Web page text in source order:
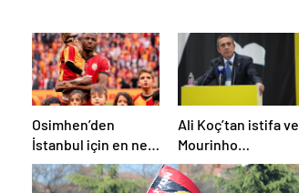
Osimhen’den
İstanbul için en net
açıklama!
Ali Koç’tan istifa ve
Mourinho
açıklaması